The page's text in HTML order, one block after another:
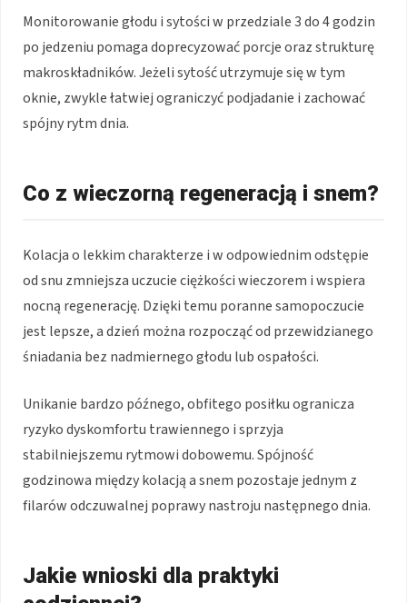
Monitorowanie głodu i sytości w przedziale 3 do 4 godzin
po jedzeniu pomaga doprecyzować porcje oraz strukturę
makroskładników. Jeżeli sytość utrzymuje się w tym
oknie, zwykle łatwiej ograniczyć podjadanie i zachować
spójny rytm dnia.
Co z wieczorną regeneracją i snem?
Kolacja o lekkim charakterze i w odpowiednim odstępie
od snu zmniejsza uczucie ciężkości wieczorem i wspiera
nocną regenerację. Dzięki temu poranne samopoczucie
jest lepsze, a dzień można rozpocząć od przewidzianego
śniadania bez nadmiernego głodu lub ospałości.
Unikanie bardzo późnego, obfitego posiłku ogranicza
ryzyko dyskomfortu trawiennego i sprzyja
stabilniejszemu rytmowi dobowemu. Spójność
godzinowa między kolacją a snem pozostaje jednym z
filarów odczuwalnej poprawy nastroju następnego dnia.
Jakie wnioski dla praktyki